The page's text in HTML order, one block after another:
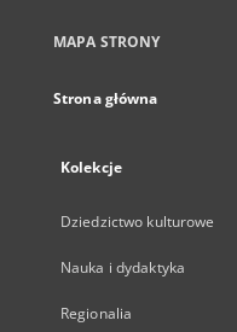
MAPA STRONY
Strona główna
Kolekcje
Dziedzictwo kulturowe
Nauka i dydaktyka
Regionalia